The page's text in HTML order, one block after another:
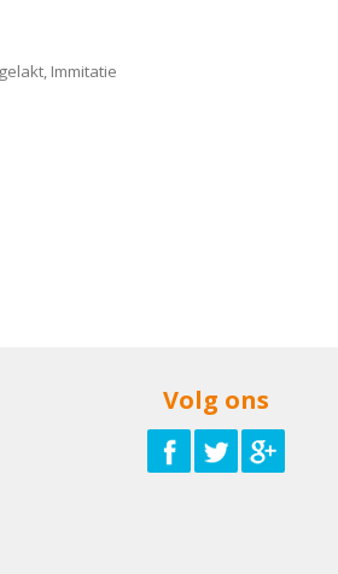
Immitatie
Volg ons